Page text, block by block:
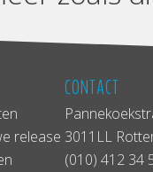
release
CONTACT
3011LL
(010) 412 34